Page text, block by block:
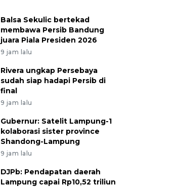
Balsa Sekulic bertekad
membawa Persib Bandung
juara Piala Presiden 2026
9 jam lalu
Rivera ungkap Persebaya
sudah siap hadapi Persib di
final
9 jam lalu
Gubernur: Satelit Lampung-1
kolaborasi sister province
Shandong-Lampung
9 jam lalu
DJPb: Pendapatan daerah
Lampung capai Rp10,52 triliun